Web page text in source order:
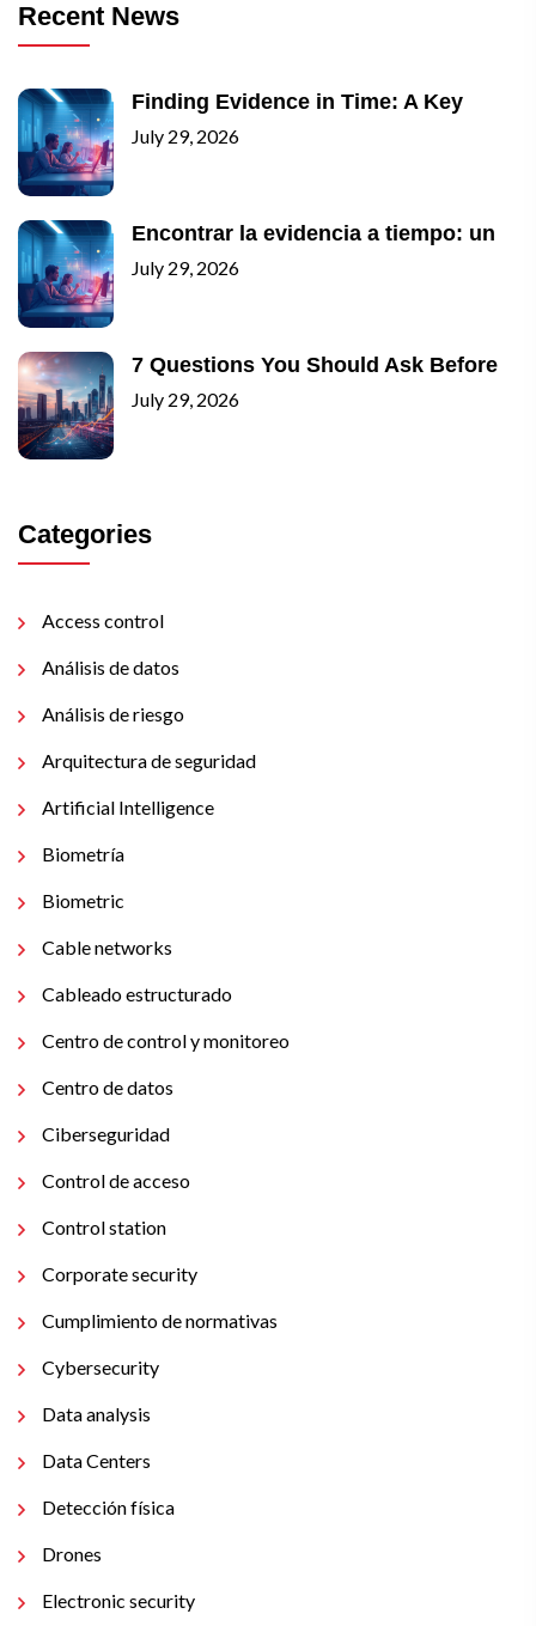
Recent News
Finding Evidence in Time: A Key
July 29, 2026
Encontrar la evidencia a tiempo: un
July 29, 2026
7 Questions You Should Ask Before
July 29, 2026
Categories
Access control
Análisis de datos
Análisis de riesgo
Arquitectura de seguridad
Artificial Intelligence
Biometría
Biometric
Cable networks
Cableado estructurado
Centro de control y monitoreo
Centro de datos
Ciberseguridad
Control de acceso
Control station
Corporate security
Cumplimiento de normativas
Cybersecurity
Data analysis
Data Centers
Detección física
Drones
Electronic security